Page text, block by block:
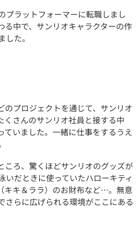
プラットフォーマーに転職しまし
る中で、サンリオキャラクターの作
た。
プロジェクトを通じて、サンリオ
さんのサンリオ社員と接する中
いました。一緒に仕事をするうえ
ころ、驚くほどサンリオのグッズが
だときに使っていたハローキティ
キキ＆ララ）のお財布など…。無意
らに広げられる環境がここにある